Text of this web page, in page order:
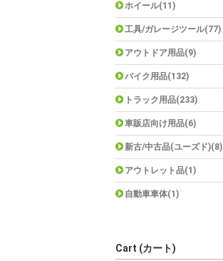
ホイール(11)
工具/ガレージツール(77)
アウトドア用品(9)
バイク用品(132)
トラック用品(233)
車販店向け用品(6)
新古/中古品(ユーズド)(8)
アウトレット品(1)
自動車車体(1)
Cart (カート)